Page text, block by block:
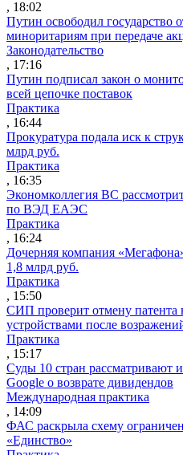
, 18:02
Путин освободил государство
миноритариям при передаче
Законодательство
, 17:16
Путин подписал закон о
всей цепочке поставок
Практика
, 16:44
Прокуратура подала иск к
млрд руб.
Практика
, 16:35
Экономколлегия ВС
по ВЭД ЕАЭС
Практика
, 16:24
Дочерняя компания
1,8 млрд руб.
Практика
, 15:50
СИП проверит отмену патента
устройствами после
Практика
, 15:17
Суды 10 стран рассматривают
Google о возврате дивидендов
Международная практика
, 14:09
ФАС раскрыла схему
«Единство»